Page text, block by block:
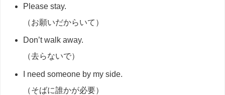
Please stay.
（お願いだからいて）
Don’t walk away.
（去らないで）
I need someone by my side.
（そばに誰かが必要）